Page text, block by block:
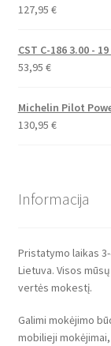
127,95 €
CST C-186 3.00 -
53,95 €
Michelin Pilot
130,95 €
Informacija
Pristatymo laikas
Lietuva. Visos
vertės mokestį.
Galimi mokėjimo
mobilieji